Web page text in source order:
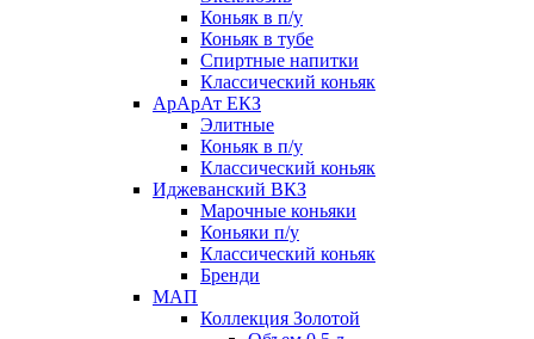
Коньяк в п/у
Коньяк в тубе
Спиртные напитки
Классический коньяк
АрАрАт ЕКЗ
Элитные
Коньяк в п/у
Классический коньяк
Иджеванский ВКЗ
Марочные коньяки
Коньяки п/у
Классический коньяк
Бренди
МАП
Коллекция Золотой